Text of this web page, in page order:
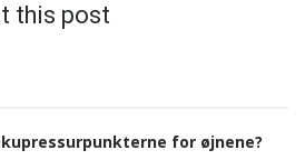
this post
for øjnene?